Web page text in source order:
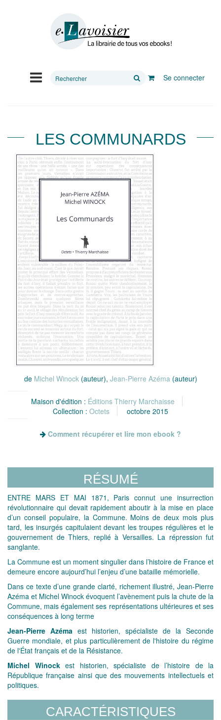
Rechercher
Se connecter
LES COMMUNARDS
de Michel Winock(auteur), Jean-Pierre Azéma(auteur)
Maison d'édition : Éditions Thierry Marchaisse
Collection : Octets octobre 2015
Comment récupérer et lire mon ebook ?
RÉSUMÉ
ENTRE MARS ET MAI 1871, Paris connut une insurrection
révolutionnaire qui devait rapidement aboutir à la mise en place
d’un conseil populaire, la Commune. Moins de deux mois plus
tard, les insurgés capitulaient devant les troupes régulières et le
gouvernement de Thiers, replié à Versailles. La répression fut
sanglante.
La Commune est un moment singulier dans l’histoire de France et
demeure encore aujourd’hui l’enjeu d’une bataille mémorielle.
Dans ce texte d’une grande clarté, richement illustré, Jean-Pierre
Azéma et Michel Winock évoquent l’avènement puis la chute de la
Commune, mais également ses représentations ultérieures et ses
conséquences à long terme
Jean-Pierre Azéma est historien, spécialiste de la Seconde
Guerre mondiale, et plus particulièrement de l'histoire du régime
de l'État français et de la Résistance.
Michel Winockest historien, spécialiste de l’histoire de la
République française ainsi que des mouvements intellectuels et
politiques.
CARACTÉRISTIQUES